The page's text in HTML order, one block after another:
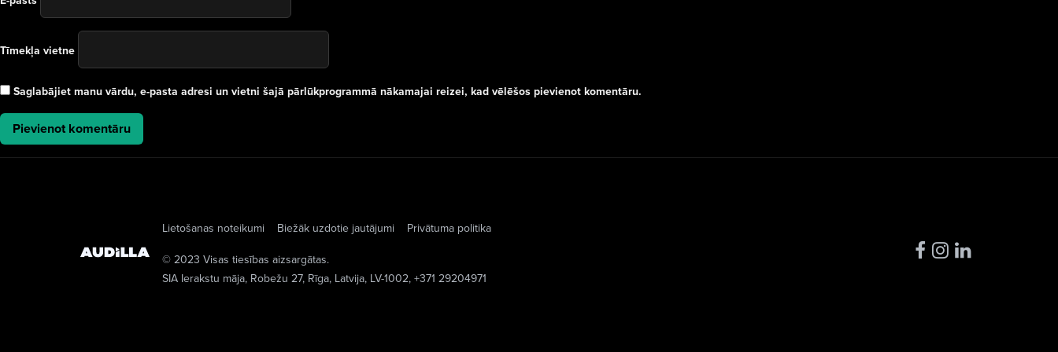
Tīmekļa vietne
Saglabājiet manu vārdu, e-pasta adresi un vietni šajā pārlūkprogrammā nākamajai reizei, kad vēlēšos pievienot komentāru.
Lietošanas noteikumi Biežāk uzdotie jautājumi
Privātuma politika
© 2023 Visas tiesības aizsargātas.
SIA Ierakstu māja, Robežu 27, Rīga, Latvija, LV-1002, +371 29204971